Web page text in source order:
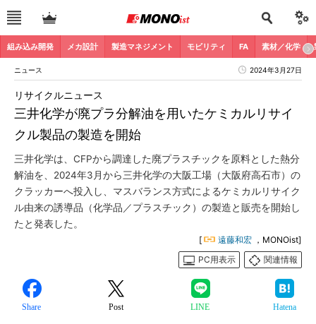
組み込み開発 メカ設計 製造マネジメント モビリティ FA 素材／化学
ニュース 2024年3月27日
三井化学が廃プラ分解油を用いたケミカルリサイ
クル製品の製造を開始
リサイクルニュース
三井化学は、CFPから調達した廃プラスチックを原料とした熱分
解油を、2024年3月から三井化学の大阪工場（大阪府高石市）の
クラッカーへ投入し、マスバランス方式によるケミカルリサイク
ル由来の誘導品（化学品／プラスチック）の製造と販売を開始し
たと発表した。
[ 遠藤和宏 ，MONOist]
PC用表示
関連情報
Share Post LINE Hatena